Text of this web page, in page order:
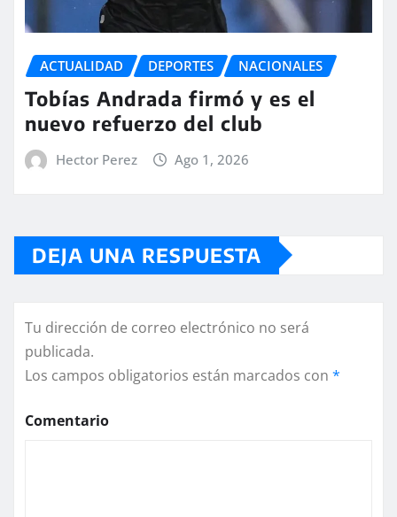
ACTUALIDAD DEPORTES NACIONALES
Tobías Andrada firmó y es el
nuevo refuerzo del club
Hector Perez Ago 1, 2026
DEJA UNA RESPUESTA
Tu dirección de correo electrónico no será
publicada.
Los campos obligatorios están marcados con *
Comentario